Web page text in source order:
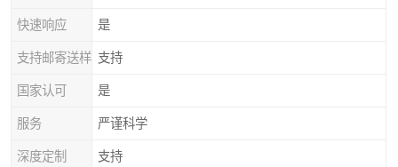
快速响应 是
支持邮寄送样 支持
国家认可 是
服务 严谨科学
深度定制 支持